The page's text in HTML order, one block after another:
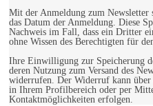
Mit der Anmeldung zum Newsletter
das Datum der Anmeldung. Diese
Nachweis im Fall, dass ein Dritter
ohne Wissen des Berechtigten für
Ihre Einwilligung zur Speicherung
deren Nutzung zum Versand des
widerrufen. Der Widerruf kann
in Ihrem Profilbereich oder per
Kontaktmöglichkeiten erfolgen.